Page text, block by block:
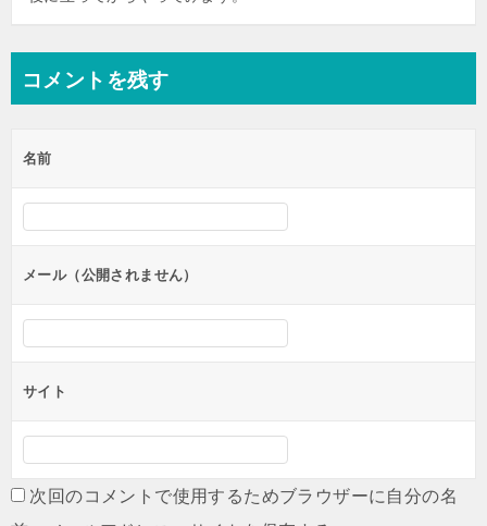
コメントを残す
名前
メール（公開されません）
サイト
次回のコメントで使用するためブラウザーに自分の名